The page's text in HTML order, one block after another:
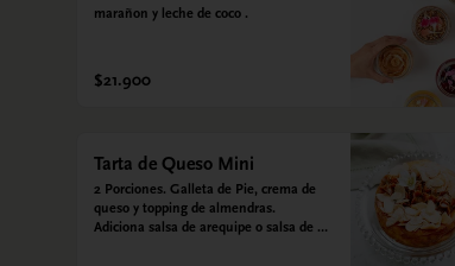
marañon y leche de coco .
$21.900
Tarta de Queso Mini
2 Porciones. Galleta de Pie, crema de
queso y topping de almendras.
Adiciona salsa de arequipe o salsa de